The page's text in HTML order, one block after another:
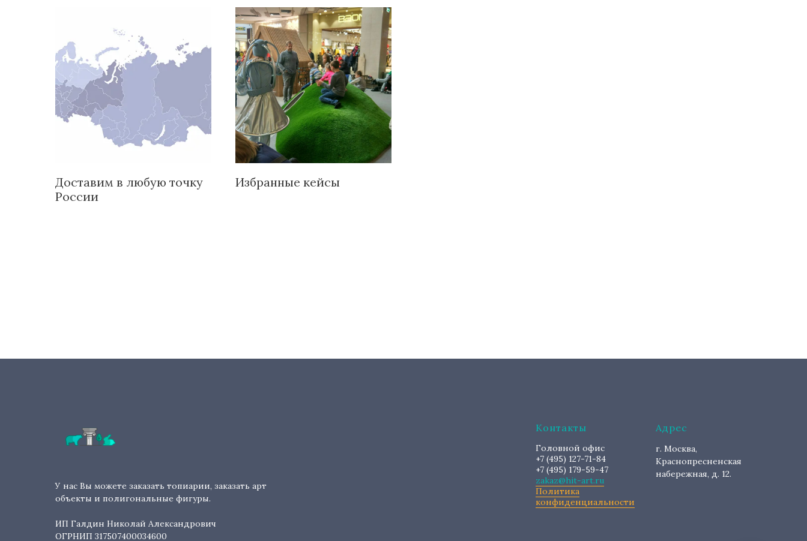
Доставим в любую точку
России
Избранные кейсы
У нас Вы можете заказать топиарии, заказать арт
объекты и полигональные фигуры.
ИП Галдин Николай Александрович
ОГРНИП 317507400034600
Контакты
Головной офис
+7 (495) 127-71-84
+7 (495) 179-59-47
zakaz@hit-art.ru
Политика
конфиденциальности
Адрес
г. Москва,
Краснопресненская
набережная, д. 12.